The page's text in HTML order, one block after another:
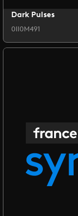
Dark Pulses
0II0M491